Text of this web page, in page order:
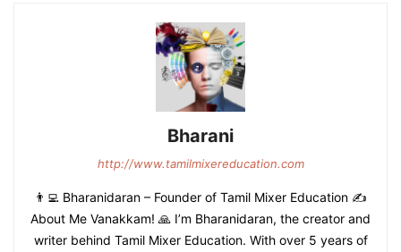
Bharani
http://www.tamilmixereducation.com
👨‍💻 Bharanidaran – Founder of Tamil Mixer Education ✍️
About Me Vanakkam! 🙏 I’m Bharanidaran, the creator and
writer behind Tamil Mixer Education. With over 5 years of